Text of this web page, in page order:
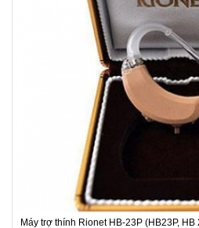
Máy trợ thính Rionet HB-23P (HB23P, HB